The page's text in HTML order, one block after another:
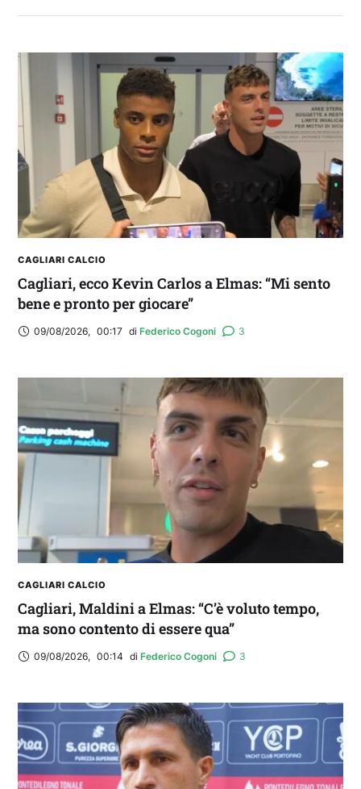
2° TROFEO RIVA | IL POST-PARTITA: commenta
con noi il match tra Cagliari e Nizza
CAGLIARI CALCIO
Cagliari, ecco Kevin Carlos a Elmas: “Mi sento
bene e pronto per giocare”
09/08/2026, 00:17 di Federico Cogoni 3
CAGLIARI CALCIO
Cagliari, Maldini a Elmas: “C’è voluto tempo,
ma sono contento di essere qua”
09/08/2026, 00:14 di Federico Cogoni 3